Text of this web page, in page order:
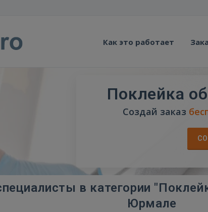
Как это работает
Поклейка
Создай заказ
в категории
Юрмале